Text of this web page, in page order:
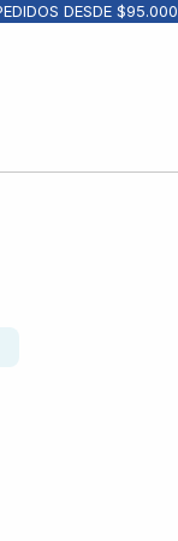
DESDE $95.000